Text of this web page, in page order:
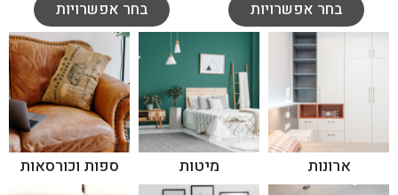
בחר אפשרויות בחר אפשרויות
ארונות מיטות ספות וכורסאות